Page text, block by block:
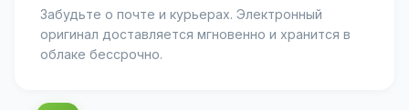
Забудьте о почте и курьерах. Электронный
оригинал доставляется мгновенно и хранится в
облаке бессрочно.